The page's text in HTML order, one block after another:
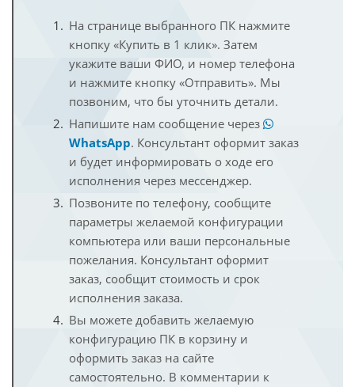
На странице выбранного ПК нажмите
кнопку «Купить в 1 клик». Затем
укажите ваши ФИО, и номер телефона
и нажмите кнопку «Отправить». Мы
позвоним, что бы уточнить детали.
Напишите нам сообщение через
WhatsApp. Консультант оформит заказ
и будет информировать о ходе его
исполнения через мессенджер.
Позвоните по телефону, сообщите
параметры желаемой конфигурации
компьютера или ваши персональные
пожелания. Консультант оформит
заказ, сообщит стоимость и срок
исполнения заказа.
Вы можете добавить желаемую
конфигурацию ПК в корзину и
оформить заказ на сайте
самостоятельно. В комментарии к